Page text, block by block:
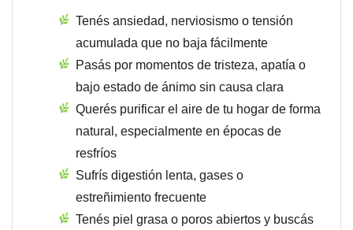
Tenés ansiedad, nerviosismo o tensión
acumulada que no baja fácilmente
Pasás por momentos de tristeza, apatía o
bajo estado de ánimo sin causa clara
Querés purificar el aire de tu hogar de forma
natural, especialmente en épocas de
resfríos
Sufrís digestión lenta, gases o
estreñimiento frecuente
Tenés piel grasa o poros abiertos y buscás